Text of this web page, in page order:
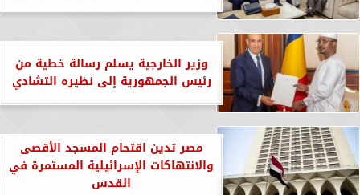
وزير الخارجية يسلم رسالة خطية من
رئيس الجمهورية إلى نظيره التشادي
مصر تدين اقتحام المسجد الأقصى
والانتهاكات الإسرائيلية المستمرة في
القدس